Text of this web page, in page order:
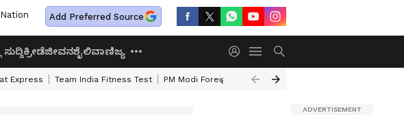
Add Preferred Source
ಕ್ರೀಡೆಜೀವನಶೈಲಿವಾಣಿಜ್ಯ
Express Team India Fitness Test PM Modi Foreign Travel Expenditure